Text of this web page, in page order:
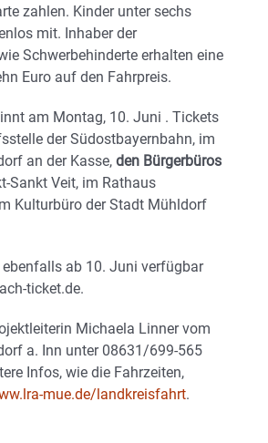
zahlen. Kinder unter sechs
mit. Inhaber der
Schwerbehinderte erhalten eine
Euro auf den Fahrpreis.
am Montag, 10. Juni . Tickets
der Südostbayernbahn, im
an der Kasse, den Bürgerbüros
Sankt Veit, im Rathaus
Kulturbüro der Stadt Mühldorf
ab 10. Juni verfügbar
ticket.de.
Michaela Linner vom
a. Inn unter 08631/699-565
Infos, wie die Fahrzeiten,
mue.de/landkreisfahrt.